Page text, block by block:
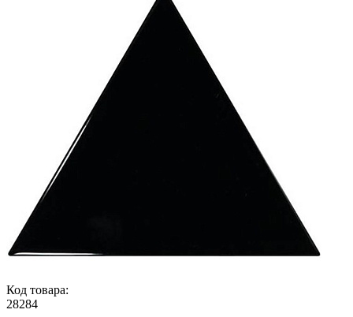
Код товара:
28284